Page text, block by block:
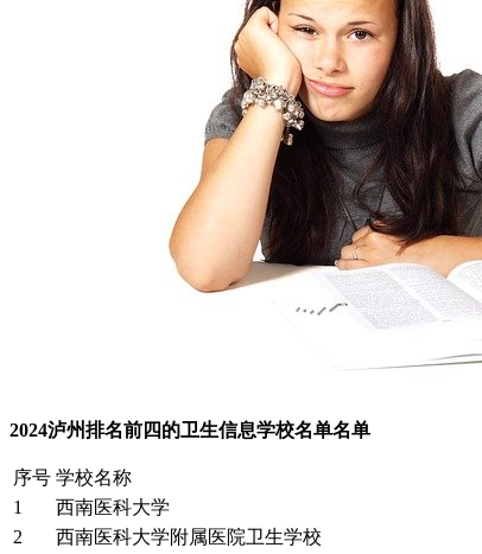
2024泸州排名前四的卫生信息学校名单名单
序号 学校名称
1
西南医科大学
2
西南医科大学附属医院卫生学校